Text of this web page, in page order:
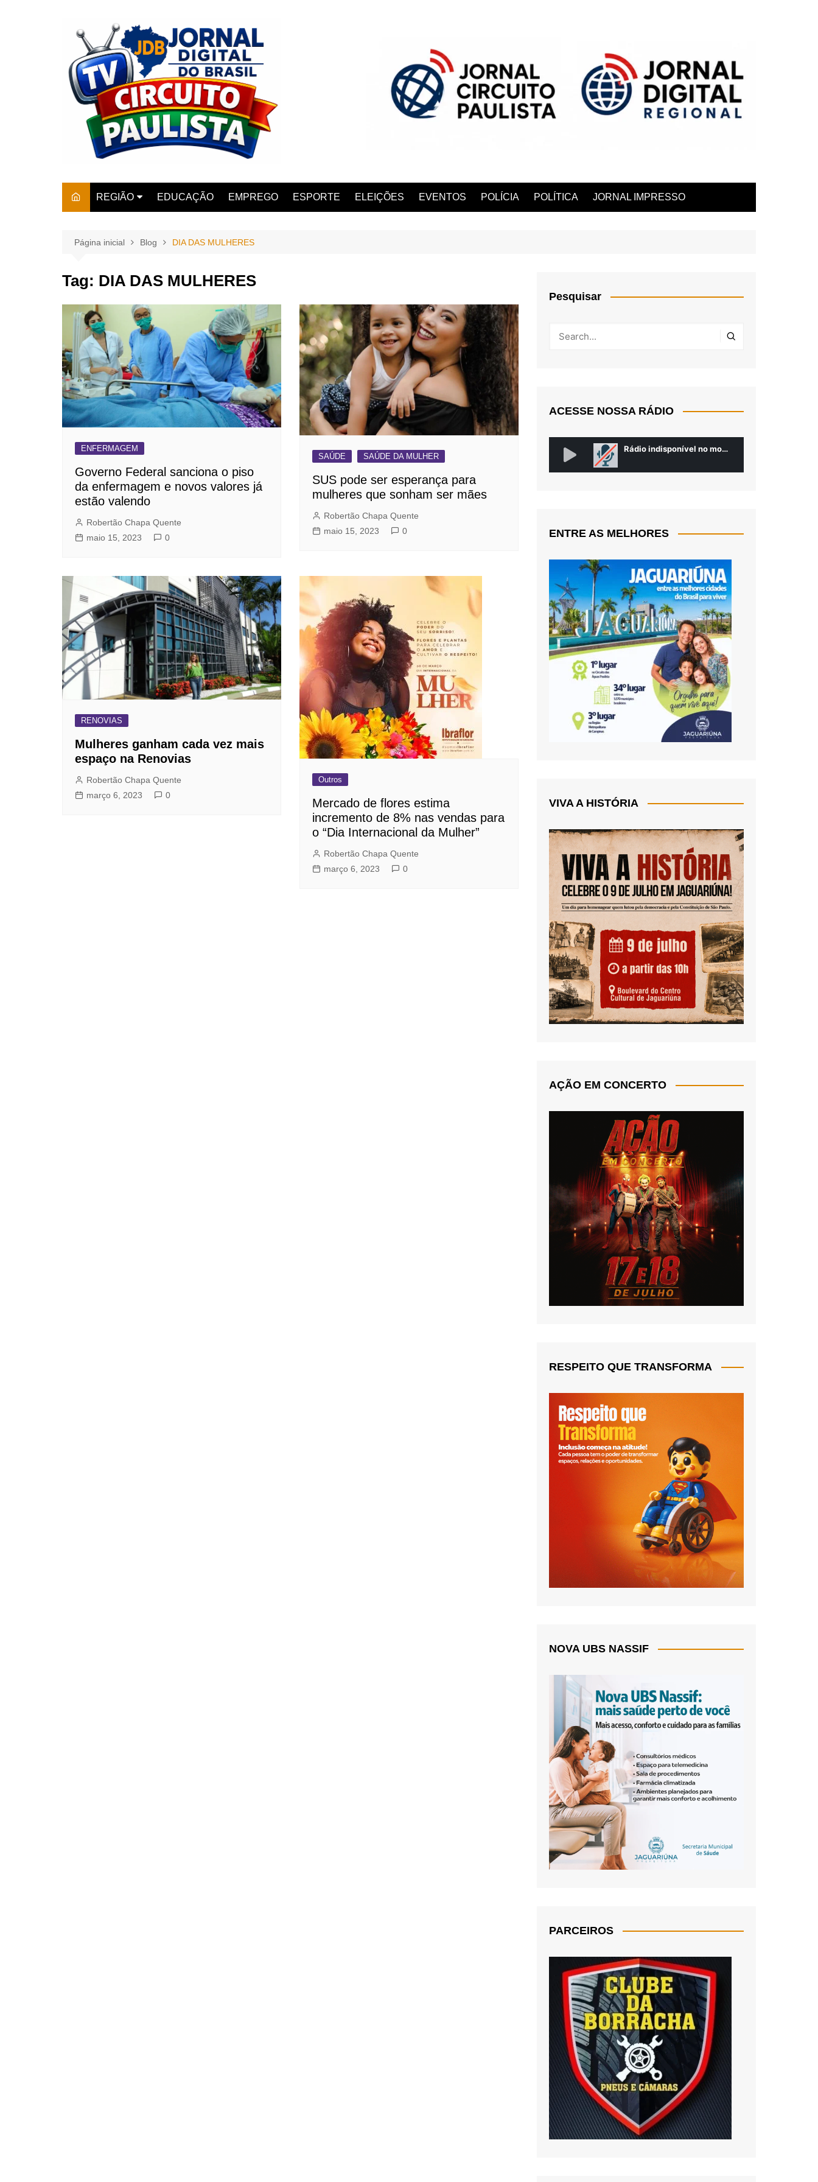
REGIÃO
AMPARO
BARRETOS
CAMPINAS
ESTIVA GERBI
JAGUARIÚNA
JUNDIAÍ
LIMEIRA
MOGI GUAÇU
MOGI MIRIM
RIBEIRÃO PRETO
EDUCAÇÃO EMPREGO ESPORTE ELEIÇÕES EVENTOS POLÍCIA POLÍTICA JORNAL IMPRESSO
Página inicial Blog DIA DAS MULHERES
Tag: DIA DAS MULHERES
ENFERMAGEM
Governo Federal sanciona o piso
da enfermagem e novos valores já
estão valendo
Robertão Chapa Quente
maio 15, 2023
0
SAÚDE SAÚDE DA MULHER
SUS pode ser esperança para
mulheres que sonham ser mães
Robertão Chapa Quente
maio 15, 2023
0
RENOVIAS
Mulheres ganham cada vez mais
espaço na Renovias
Robertão Chapa Quente
março 6, 2023
0
Outros
Mercado de flores estima
incremento de 8% nas vendas para
o “Dia Internacional da Mulher”
Robertão Chapa Quente
março 6, 2023
0
Pesquisar
ACESSE NOSSA RÁDIO
ENTRE AS MELHORES
VIVA A HISTÓRIA
AÇÃO EM CONCERTO
RESPEITO QUE TRANSFORMA
NOVA UBS NASSIF
PARCEIROS